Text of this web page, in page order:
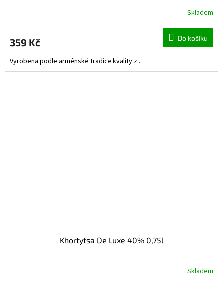
Skladem
359 Kč Do košíku
Vyrobena podle arménské tradice kvality z...
Khortytsa De Luxe 40% 0,75l
Skladem